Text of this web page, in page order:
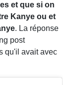
et que si on
Kanye ou et
. La réponse
post
qu'il avait avec